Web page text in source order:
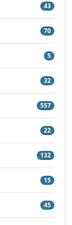
43
70
5
32
557
22
132
15
45